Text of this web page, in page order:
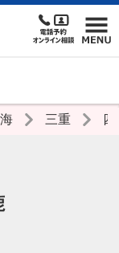
三重